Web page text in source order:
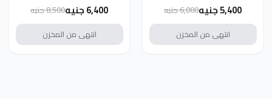
5,400 جنيه
6,000 جنيه
انتهى من المخزن
6,400 جنيه
8,500 جنيه
انتهى من المخزن